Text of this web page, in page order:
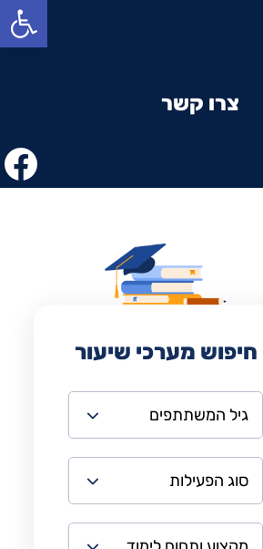
פתח סרגל נגישות
צרו קשר
חיפוש מערכי שיעור